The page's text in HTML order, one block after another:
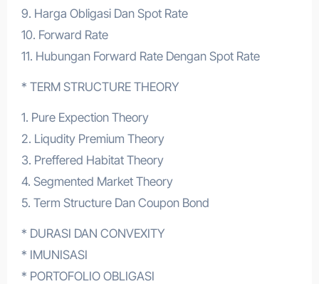
9. Harga Obligasi Dan Spot Rate
10. Forward Rate
11. Hubungan Forward Rate Dengan Spot Rate
* TERM STRUCTURE THEORY
1. Pure Expection Theory
2. Liqudity Premium Theory
3. Preffered Habitat Theory
4. Segmented Market Theory
5. Term Structure Dan Coupon Bond
* DURASI DAN CONVEXITY
* IMUNISASI
* PORTOFOLIO OBLIGASI